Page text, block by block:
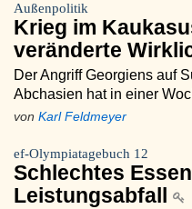
Außenpolitik
Krieg im
veränderte
Der Angriff Georgiens auf
Abchasien hat in einer
von Karl Feldmeyer
ef-Olympiatagebuch 12
Schlechtes
Leistungsabfall